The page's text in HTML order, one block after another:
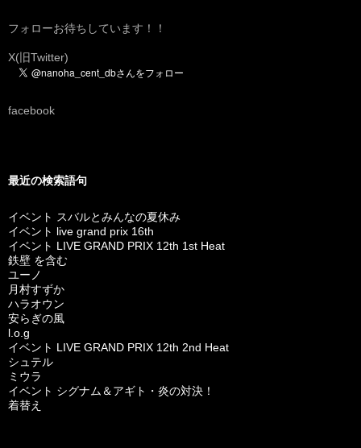
フォローお待ちしています！！
X(旧Twitter)
facebook
最近の検索語句
イベント スバルとみんなの夏休み
イベント live grand prix 16th
イベント LIVE GRAND PRIX 12th 1st Heat
鉄壁 を含む
ユーノ
月村すずか
ハラオウン
安らぎの風
l.o.g
イベント LIVE GRAND PRIX 12th 2nd Heat
シュテル
ミウラ
イベント シグナム＆アギト・炎の対決！
着替え